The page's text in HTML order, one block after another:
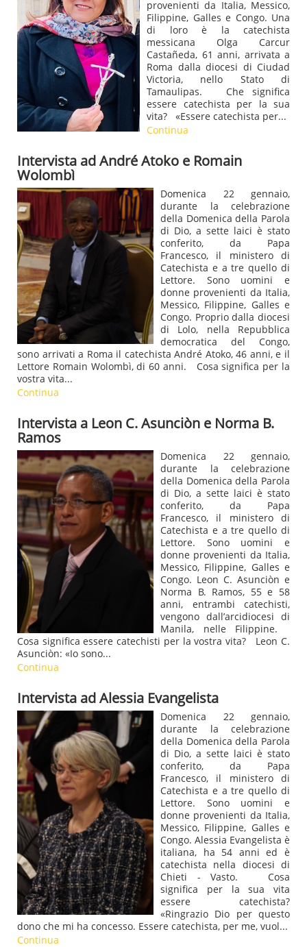
provenienti da Italia, Messico,
Filippine, Galles e Congo. Una
di loro è la catechista
messicana Olga Carcur
Castañeda, 61 anni, arrivata a
Roma dalla diocesi di Ciudad
Victoria, nello Stato di
Tamaulipas. Che significa
essere catechista per la sua
vita? «Essere catechista per...
Continua
Intervista ad André Atoko e Romain
Wolombì
Domenica 22 gennaio,
durante la celebrazione
della Domenica della Parola
di Dio, a sette laici è stato
conferito, da Papa
Francesco, il ministero di
Catechista e a tre quello di
Lettore. Sono uomini e
donne provenienti da Italia,
Messico, Filippine, Galles e
Congo. Proprio dalla diocesi
di Lolo, nella Repubblica
democratica del Congo,
sono arrivati a Roma il catechista André Atoko, 46 anni, e il
Lettore Romain Wolombì, di 60 anni. Cosa significa per la
vostra vita...
Continua
Intervista a Leon C. Asunciòn e Norma B.
Ramos
Domenica 22 gennaio,
durante la celebrazione
della Domenica della Parola
di Dio, a sette laici è stato
conferito, da Papa
Francesco, il ministero di
Catechista e a tre quello di
Lettore. Sono uomini e
donne provenienti da Italia,
Messico, Filippine, Galles e
Congo. Leon C. Asunciòn e
Norma B. Ramos, 55 e 58
anni, entrambi catechisti,
vengono dall’arcidiocesi di
Manila, nelle Filippine.
Cosa significa essere catechisti per la vostra vita? Leon C.
Asunciòn: «Io sono...
Continua
Intervista ad Alessia Evangelista
Domenica 22 gennaio,
durante la celebrazione
della Domenica della Parola
di Dio, a sette laici è stato
conferito, da Papa
Francesco, il ministero di
Catechista e a tre quello di
Lettore. Sono uomini e
donne provenienti da Italia,
Messico, Filippine, Galles e
Congo. Alessia Evangelista è
italiana, ha 54 anni ed è
catechista nella diocesi di
Chieti - Vasto. Cosa
significa per la sua vita
essere catechista?
«Ringrazio Dio per questo
dono che mi ha concesso. Essere catechista, per me, vuol...
Continua